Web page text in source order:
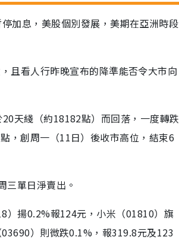
加息，美股個別發展，美期在亞洲時段
且看人行昨晚宣布的降準能否令大市向
天綫（約18182點）而回落，一度轉跌
，創周一（11日）後收市高位，結束6
三單日淨賣出。
）揚0.2%報124元，小米（01810）旗
）則微跌0.1%，報319.8元及123